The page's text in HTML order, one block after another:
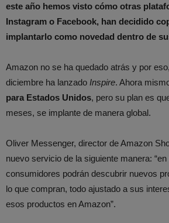
este año hemos visto cómo otras
Instagram o Facebook, han decidido
implantarlo como novedad dentro de
Amazon no se ha quedado atrás y por
diciembre ha lanzado Inspire. Ahora
para Estados Unidos, pero su plan es
meses, se implante de manera global.
Oliver Messenger, director de Amazon
nuevo servicio de la siguiente manera:
consumidores podrán descubrir nuevos
lo que compran, todo ajustado a sus
esos productos en Amazon”.